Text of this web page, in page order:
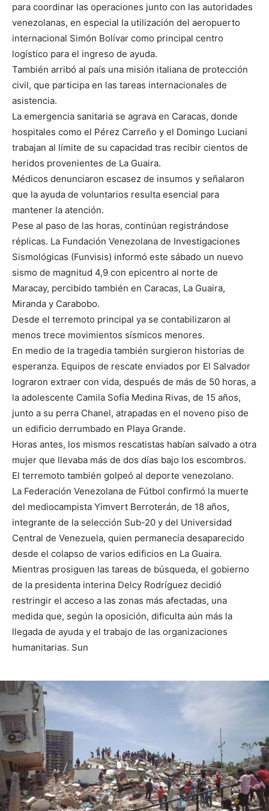
para coordinar las operaciones junto con las autoridades
venezolanas, en especial la utilización del aeropuerto
internacional Simón Bolívar como principal centro
logístico para el ingreso de ayuda.
También arribó al país una misión italiana de protección
civil, que participa en las tareas internacionales de
asistencia.
La emergencia sanitaria se agrava en Caracas, donde
hospitales como el Pérez Carreño y el Domingo Luciani
trabajan al límite de su capacidad tras recibir cientos de
heridos provenientes de La Guaira.
Médicos denunciaron escasez de insumos y señalaron
que la ayuda de voluntarios resulta esencial para
mantener la atención.
Pese al paso de las horas, continúan registrándose
réplicas. La Fundación Venezolana de Investigaciones
Sismológicas (Funvisis) informó este sábado un nuevo
sismo de magnitud 4,9 con epicentro al norte de
Maracay, percibido también en Caracas, La Guaira,
Miranda y Carabobo.
Desde el terremoto principal ya se contabilizaron al
menos trece movimientos sísmicos menores.
En medio de la tragedia también surgieron historias de
esperanza. Equipos de rescate enviados por El Salvador
lograron extraer con vida, después de más de 50 horas, a
la adolescente Camila Sofía Medina Rivas, de 15 años,
junto a su perra Chanel, atrapadas en el noveno piso de
un edificio derrumbado en Playa Grande.
Horas antes, los mismos rescatistas habían salvado a otra
mujer que llevaba más de dos días bajo los escombros.
El terremoto también golpeó al deporte venezolano.
La Federación Venezolana de Fútbol confirmó la muerte
del mediocampista Yimvert Berroterán, de 18 años,
integrante de la selección Sub-20 y del Universidad
Central de Venezuela, quien permanecía desaparecido
desde el colapso de varios edificios en La Guaira.
Mientras prosiguen las tareas de búsqueda, el gobierno
de la presidenta interina Delcy Rodríguez decidió
restringir el acceso a las zonas más afectadas, una
medida que, según la oposición, dificulta aún más la
llegada de ayuda y el trabajo de las organizaciones
humanitarias. Sun